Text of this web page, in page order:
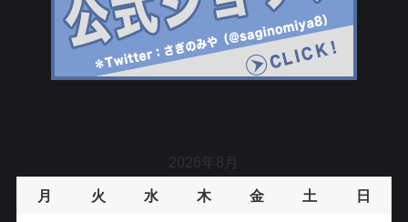
2026年8月
月 火 水 木 金 土 日